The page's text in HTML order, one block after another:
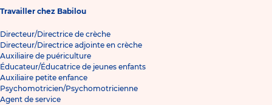
Travailler chez Babilou
Directeur/Directrice de crèche
Directeur/Directrice adjointe en crèche
Auxiliaire de puériculture
Éducateur/Éducatrice de jeunes enfants
Auxiliaire petite enfance
Psychomotricien/Psychomotricienne
Agent de service